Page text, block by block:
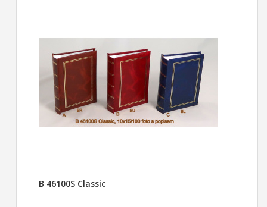
B 46100S Classic
--